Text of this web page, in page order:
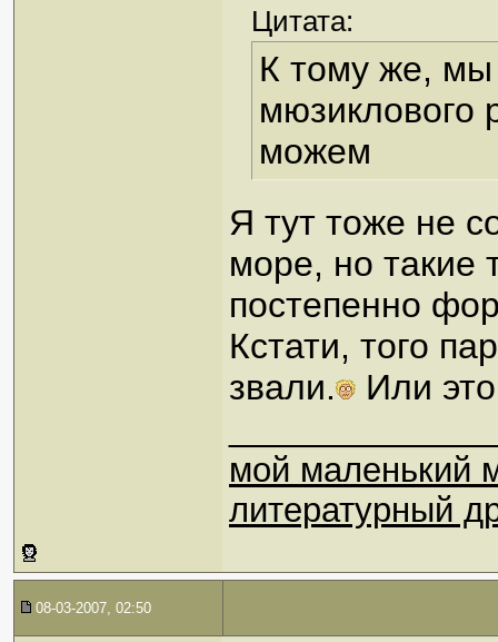
Цитата:
К тому же, мы
мюзиклового
можем
Я тут тоже не
море, но такие
постепенно
Кстати, того
звали.
Или
мой маленький
литературный
08-03-2007, 02:50